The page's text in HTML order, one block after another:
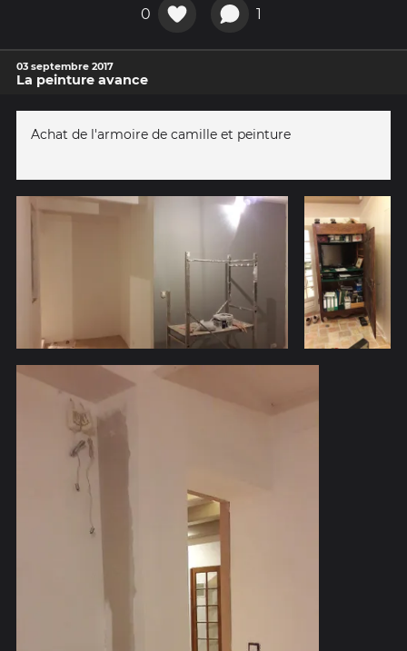
0 1
03 septembre 2017
La peinture avance
Achat de l'armoire de camille et peinture